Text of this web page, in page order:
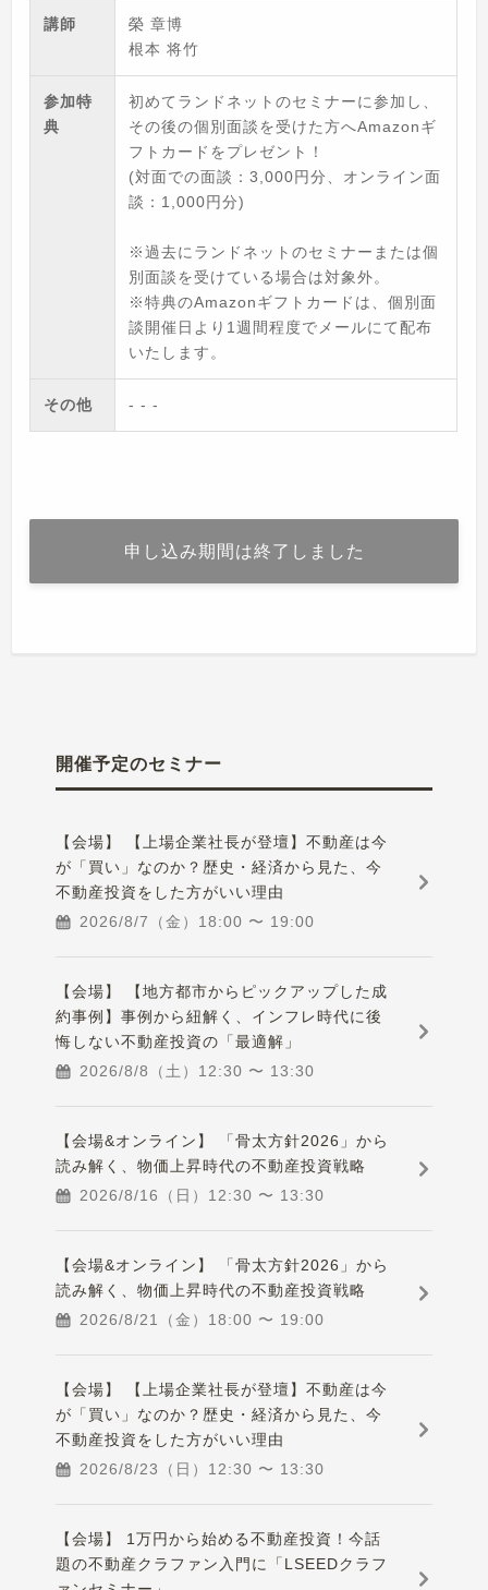
講師
榮 章博
根本 将竹
参加特
典
初めてランドネットのセミナーに参加し、
その後の個別面談を受けた方へAmazonギ
フトカードをプレゼント！
(対面での面談：3,000円分、オンライン面
談：1,000円分)
※過去にランドネットのセミナーまたは個
別面談を受けている場合は対象外。
※特典のAmazonギフトカードは、個別面
談開催日より1週間程度でメールにて配布
いたします。
その他 - - -
申し込み期間は終了しました
開催予定のセミナー
【会場】 【上場企業社長が登壇】不動産は今
が「買い」なのか？歴史・経済から見た、今
不動産投資をした方がいい理由
2026/8/7（金） 18:00 〜 19:00
【会場】 【地方都市からピックアップした成
約事例】事例から紐解く、インフレ時代に後
悔しない不動産投資の「最適解」
2026/8/8（土） 12:30 〜 13:30
【会場&オンライン】 「骨太方針2026」から
読み解く、物価上昇時代の不動産投資戦略
2026/8/16（日） 12:30 〜 13:30
【会場&オンライン】 「骨太方針2026」から
読み解く、物価上昇時代の不動産投資戦略
2026/8/21（金） 18:00 〜 19:00
【会場】 【上場企業社長が登壇】不動産は今
が「買い」なのか？歴史・経済から見た、今
不動産投資をした方がいい理由
2026/8/23（日） 12:30 〜 13:30
【会場】 1万円から始める不動産投資！今話
題の不動産クラファン入門に「LSEEDクラフ